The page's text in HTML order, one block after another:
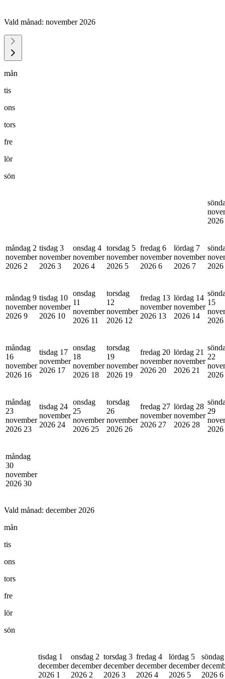
Vald månad: november 2026
mån
tis
ons
tors
fre
lör
sön
2026
måndag 2
november
2026 2
tisdag 3
november
2026 3
onsdag 4
november
2026 4
torsdag 5
november
2026 5
fredag 6
november
2026 6
lördag 7
november
2026 7
2026
måndag 9
november
2026 9
tisdag 10
november
2026 10
onsdag
11
november
2026 11
torsdag
12
november
2026 12
fredag 13
november
2026 13
lördag 14
november
2026 14
15
2026
måndag
16
november
2026 16
tisdag 17
november
2026 17
onsdag
18
november
2026 18
torsdag
19
november
2026 19
fredag 20
november
2026 20
lördag 21
november
2026 21
22
2026
måndag
23
november
2026 23
tisdag 24
november
2026 24
onsdag
25
november
2026 25
torsdag
26
november
2026 26
fredag 27
november
2026 27
lördag 28
november
2026 28
29
2026
måndag
30
november
2026 30
Vald månad: december 2026
mån
tis
ons
tors
fre
lör
sön
tisdag 1
december
2026 1
onsdag 2
december
2026 2
torsdag 3
december
2026 3
fredag 4
december
2026 4
lördag 5
december
2026 5
2026 6